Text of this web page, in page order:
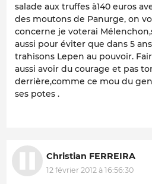
salade aux truffes à140 euros
des moutons de Panurge, on
concerne je voterai
aussi pour éviter que dans 5
trahisons Lepen au pouvoir.
aussi avoir du courage et pas
derrière,comme ce mou du
ses potes .
Christian FERREIRA
12 février 2012 à 16:56:30